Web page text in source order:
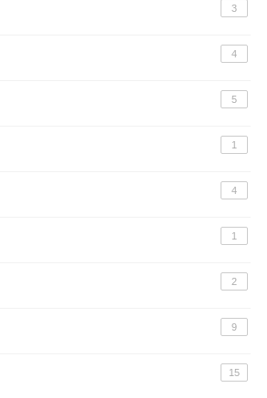
3
4
5
1
4
1
2
9
15